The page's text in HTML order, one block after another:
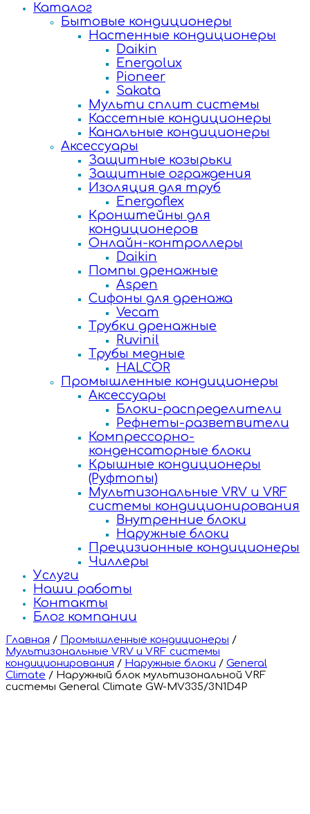
Каталог
Бытовые кондиционеры
Настенные кондиционеры
Daikin
Energolux
Pioneer
Sakata
Мульти сплит системы
Кассетные кондиционеры
Канальные кондиционеры
Аксессуары
Защитные козырьки
Защитные ограждения
Изоляция для труб
Energoflex
Кронштейны для
кондиционеров
Онлайн-контроллеры
Daikin
Помпы дренажные
Aspen
Сифоны для дренажа
Vecam
Трубки дренажные
Ruvinil
Трубы медные
HALCOR
Промышленные кондиционеры
Аксессуары
Блоки-распределители
Рефнеты-разветвители
Компрессорно-
конденсаторные блоки
Крышные кондиционеры
(Руфтопы)
Мультизональные VRV и VRF
системы кондиционирования
Внутренние блоки
Наружные блоки
Прецизионные кондиционеры
Чиллеры
Услуги
Наши работы
Контакты
Блог компании
Главная / Промышленные кондиционеры /
Мультизональные VRV и VRF системы
кондиционирования / Наружные блоки / General
Climate / Наружный блок мультизональной VRF
системы General Climate GW-MV335/3N1D4P